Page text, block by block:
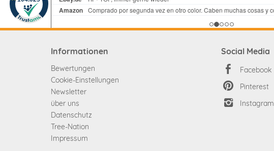
Informationen
Bewertungen
Cookie-Einstellungen
Newsletter
über uns
Datenschutz
Tree-Nation
Impressum
Social Media
Facebook
Pinterest
Instagram